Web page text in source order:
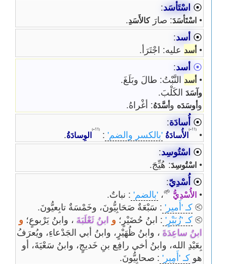
⦿ اسْتَأسَد:
• اسْتَأسَدَ: صارَ كالأَسَدِ.
⦿ أسد:
• أسدعليه: اجْتَرَأ.
⦿ أسد:
• أسدالنَّبْتُ: طالَ وبَلَغَ.
وآسَدَالكَلْبَ.
وأوسَدَهوأسَّدَهُ: أغْراهُ.
⦿ أُسادَة:
•
الأُسادَةُ 'بالكسر والضم' : الوِسادَةُ.
⦿ اسْتُوسِد:
• اسْتُوسِدَ: هُيِّجَ.
⦿ أُسْدِيّ:
• الأُسْدِيُّ 🌱، 'بالضم' : نباتٌ.
⧁ كـ 'أَمير' : سَبْعَةٌ صَحَابِيُّونَ، وخَمْسَةٌ تابِعيُّونَ.
⧁ كـ 'زُبَيْرٍ' : ابنُ حُضَيْرٍ؛ وابنُ ثَعْلَبَةَ ، وابنُ يَرْبوعٍ؛ و
ابنُ ساعِدَةَ ، وابنُ ظُهَيْرٍ، وابنُ أبي الجَدْعاءِ، ويُعرَفُ
بِعَبْدِ الله، وابنُ أخي رافِع بنِ خَديجٍ، وابنُ سَعْيَةَ، أو
هو كـ 'أَمِير' : صحابِيُّونَ.